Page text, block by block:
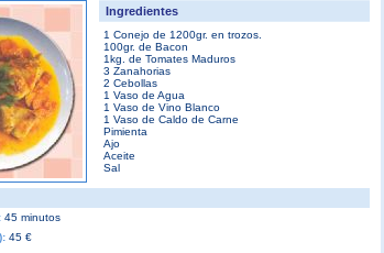
Ingredientes
1 Conejo de 1200gr. en trozos.
100gr. de Bacon
1kg. de Tomates Maduros
3 Zanahorias
2 Cebollas
1 Vaso de Agua
1 Vaso de Vino Blanco
1 Vaso de Caldo de Carne
Pimienta
Ajo
Aceite
Sal
45 minutos
45 €